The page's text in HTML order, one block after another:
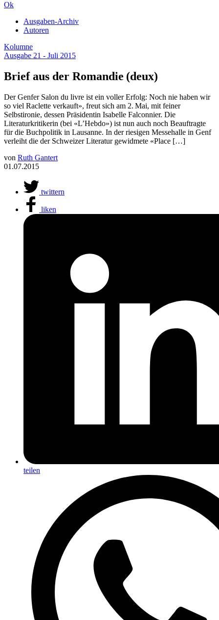
Ok
Ausgaben-Archiv
Autoren
Kolumne
Ausgabe 21 - Juli 2015
Brief aus der Romandie (deux)
Der Genfer Salon du livre ist ein voller Erfolg: Noch nie haben wir
so viel Raclette verkauft», freut sich am 2. Mai, mit feiner
Selbstironie, dessen Präsidentin Isabelle Falconnier. Die
Literaturkritikerin (bei «L’Hebdo») ist nun auch noch Beauftragte
für die Buchpolitik in Lausanne. In der riesigen Messehalle in Genf
verleiht die der Schweizer Literatur gewidmete «Place […]
von Ruth Gantert
01.07.2015
twittern
liken
teilen